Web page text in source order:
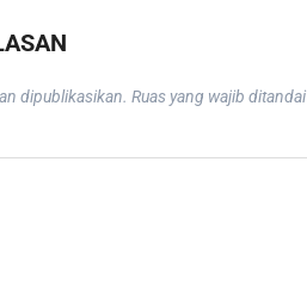
dipublikasikan. Ruas yang wajib ditandai